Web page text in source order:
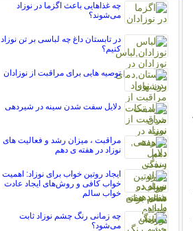
چه غذاهایی باعث اگزما در نوزاد
می‌شوند؟
در تابستان داغ چه لباسی بر تن نوزاد
کنیم؟
توصیه هایی برای مراقبت از نوزادان
دلایل سفت شدن سینه در شیردهی
مراقبت ، میزان رشد و فعالیت های
نوزاد در هفته ی دهم
ایجاد روتین خواب برای نوزاد: اهمیت
خواب کافی و روش‌های ایجاد عادت
خواب سالم
چه زمانی رنگ چشم نوزاد ثابت
می‌شود؟